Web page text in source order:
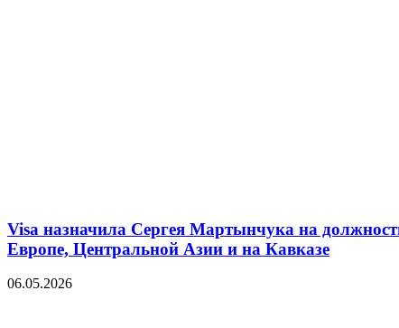
Visa назначила Сергея Мартынчука на
Европе, Центральной Азии и на Кавказе
06.05.2026